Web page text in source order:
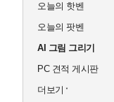
오늘의 핫벤
오늘의 팟벤
AI 그림 그리기
PC 견적 게시판
더보기